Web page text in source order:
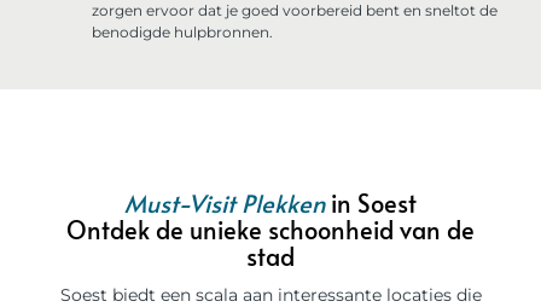
zorgen ervoor dat je goed voorbereid bent en sneltot de
benodigde hulpbronnen.
Must-Visit Plekkenin Soest
Ontdek de unieke schoonheid van de
stad
Soest biedt een scala aan interessante locaties die